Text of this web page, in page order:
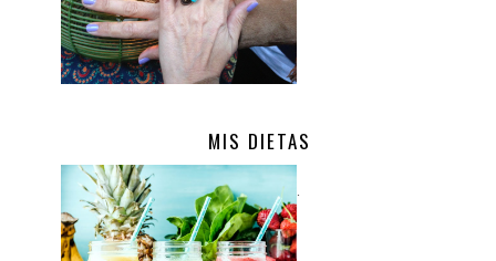
MIS DIETAS